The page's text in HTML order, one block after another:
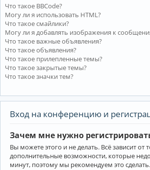
Что такое BBCode?
Могу ли я использовать HTML?
Что такое смайлики?
Могу ли я добавлять изображения к
Что такое важные объявления?
Что такое объявления?
Что такое прилепленные темы?
Что такое закрытые темы?
Что такое значки тем?
Вход на конференцию и
Зачем мне нужно
Вы можете этого и не делать. Всё зависит
дополнительные возможности, которые
минут, поэтому мы рекомендуем это сделать.